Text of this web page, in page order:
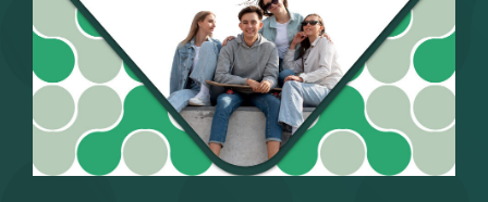
AHORA:
CÓMO
ALINEAR
TU
PLAN
DE